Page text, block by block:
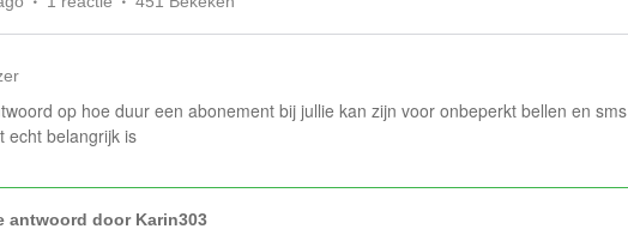
op hoe duur een abonement bij jullie kan zijn voor onbeperkt bellen en sms
echt belangrijk is
antwoord doorKarin303